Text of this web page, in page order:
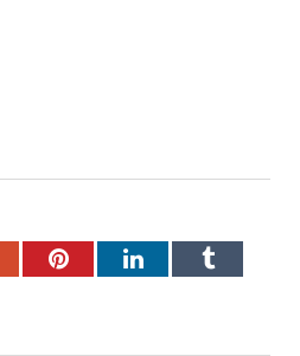
PinterestLinkedInTumblr